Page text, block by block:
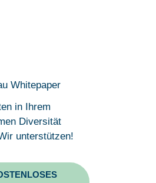
in Ihrem
Diversität
unterstützen!